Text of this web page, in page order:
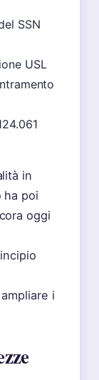
SSN
USL
in
ha poi
oggi
i